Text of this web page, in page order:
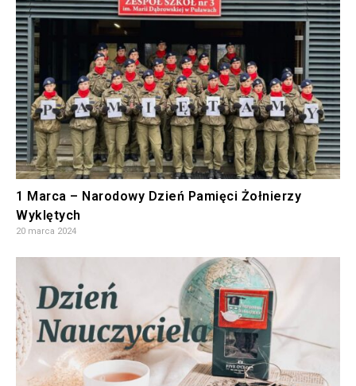
1 Marca – Narodowy Dzień Pamięci Żołnierzy
Wyklętych
20 marca 2024